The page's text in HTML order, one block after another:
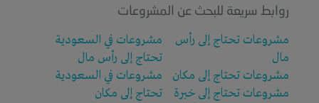
روابط سريعة للبحث عن المشروعات
مشروعات تحتاج إلى رأس
مال
مشروعات تحتاج إلى مكان
مشروعات تحتاج إلى خبرة
مشروعات في السعودية
تحتاج إلى رأس مال
مشروعات في السعودية
تحتاج إلى مكان